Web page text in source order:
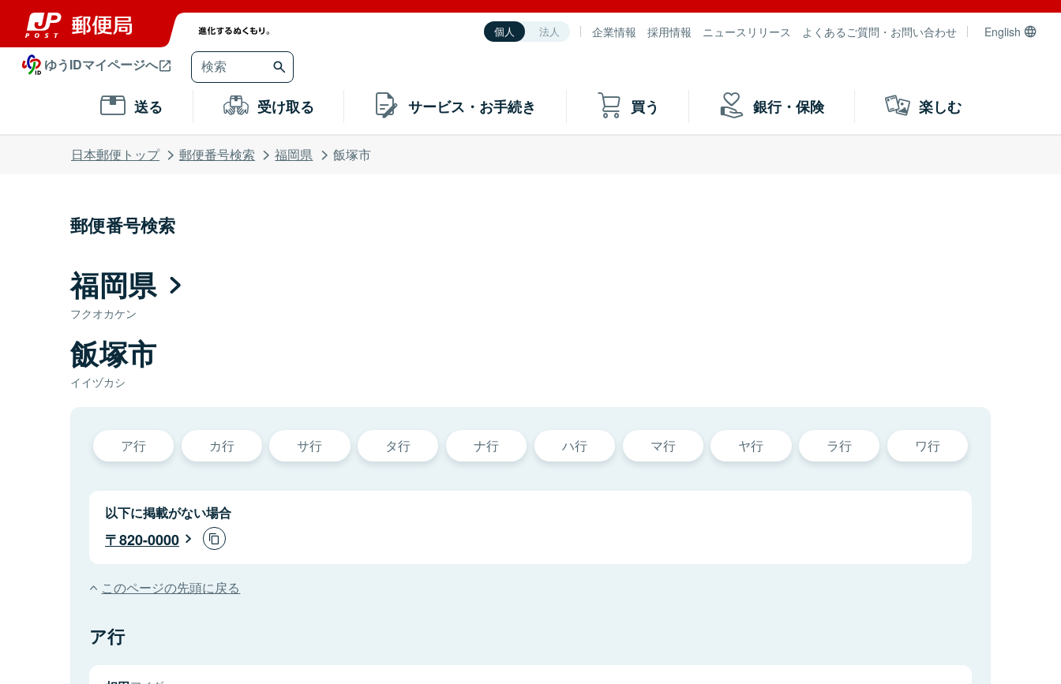
個人 法人 企業情報 採用情報 ニュースリリース よくあるご質問・お問い合わせ English
ゆうIDマイページへ
送る 受け取る サービス・お手続き 買う 銀行・保険 楽しむ
日本郵便トップ 郵便番号検索 福岡県 飯塚市
郵便番号検索
福岡県
フクオカケン
飯塚市
イイヅカシ
ア行 カ行 サ行 タ行 ナ行 ハ行 マ行 ヤ行 ラ行 ワ行
以下に掲載がない場合
820-0000
このページの先頭に戻る
ア行